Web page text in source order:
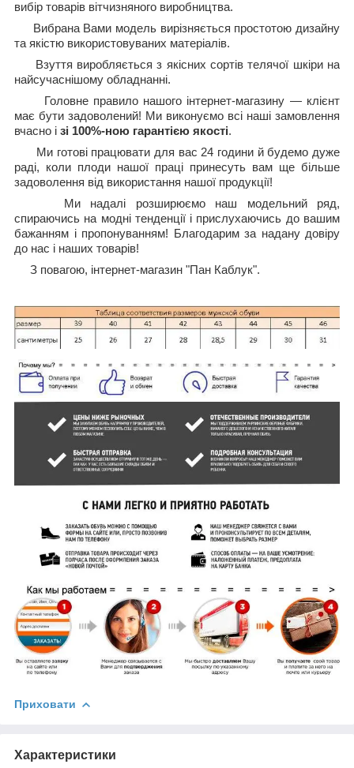
вибір товарів вітчизняного виробництва.
Вибрана Вами модель вирізняється простотою дизайну
та якістю використовуваних матеріалів.
Взуття виробляється з якісних сортів телячої шкіри на
найсучаснішому обладнанні.
Головне правило нашого інтернет-магазину — клієнт
має бути задоволений! Ми виконуємо всі наші замовлення
вчасно і зі 100%-ною гарантією якості.
Ми готові працювати для вас 24 години й будемо дуже
раді, коли плоди нашої праці принесуть вам ще більше
задоволення від використання нашої продукції!
Ми надалі розширюємо наш модельний ряд,
спираючись на модні тенденції і прислухаючись до вашим
бажанням і пропонуванням! Благодарим за надану довіру
до нас і наших товарів!
З повагою, інтернет-магазин "Пан Каблук".
Приховати
Характеристики